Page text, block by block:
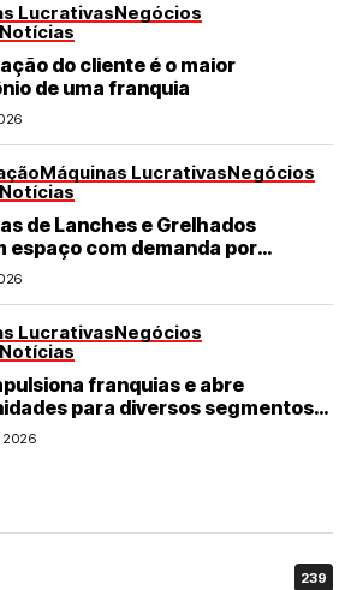
LucrativasNegócios
do cliente é o maior
de uma franquia
Máquinas LucrativasNegócios
de Lanches e Grelhados
espaço com demanda por
rápidas e de qualidade
LucrativasNegócios
franquias e abre
para diversos segmentos
2026
239